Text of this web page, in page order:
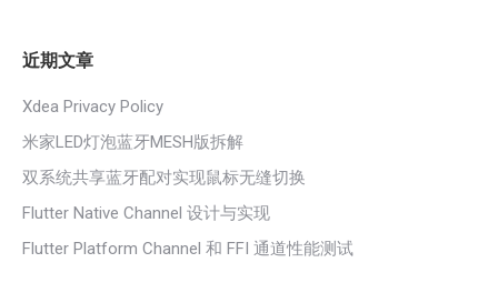
近期文章
Xdea Privacy Policy
米家LED灯泡蓝牙MESH版拆解
双系统共享蓝牙配对实现鼠标无缝切换
Flutter Native Channel 设计与实现
Flutter Platform Channel 和 FFI 通道性能测试